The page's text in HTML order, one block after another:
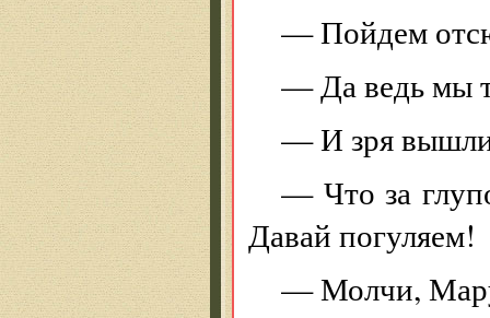
— Пойдем
— Да ведь мы
— И зря
— Что за
Давай погуляем!
— Молчи,